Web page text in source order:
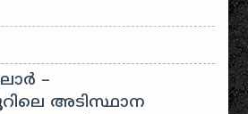
–
അടിസ്ഥാന